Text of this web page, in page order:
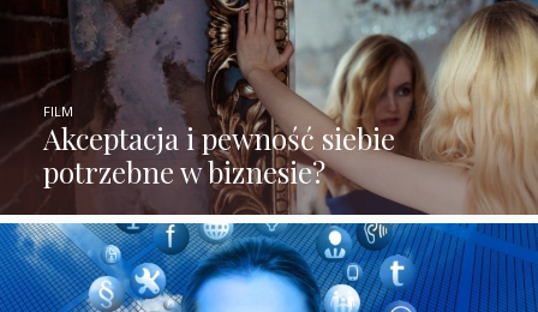
Akceptacja i pewność siebie
potrzebne w biznesie?
FILM